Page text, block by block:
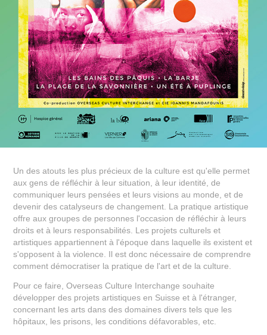
Un des atouts les plus précieux de la culture est qu'elle permet
aux gens de réfléchir à leur situation, à leur identité, de
communiquer leurs pensées et leurs visions au monde, et de
devenir des catalyseurs de changement. La pratique artistique
offre aux groupes de personnes l'occasion de réfléchir à leurs
droits et à leurs responsabilités. Les projets culturels et
artistiques appartiennent à l'époque dans laquelle ils existent et
s'opposent à la violence. Il est donc nécessaire de comprendre
comment démocratiser la pratique de l'art et de la culture.
Pour ce faire, Overseas Culture Interchange souhaite
développer des projets artistiques en Suisse et à l'étranger,
concernant les arts dans des domaines divers tels que les
hôpitaux, les prisons, les conditions défavorables, etc.